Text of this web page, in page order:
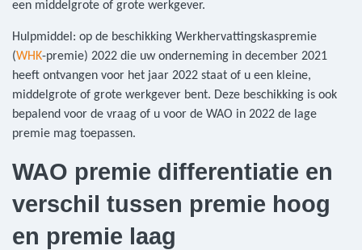
een middelgrote of grote werkgever.
Hulpmiddel: op de beschikking Werkhervattingskaspremie
(WHK-premie) 2022 die uw onderneming in december 2021
heeft ontvangen voor het jaar 2022 staat of u een kleine,
middelgrote of grote werkgever bent. Deze beschikking is ook
bepalend voor de vraag of u voor de WAO in 2022 de lage
premie mag toepassen.
WAO premie differentiatie en
verschil tussen premie hoog
en premie laag